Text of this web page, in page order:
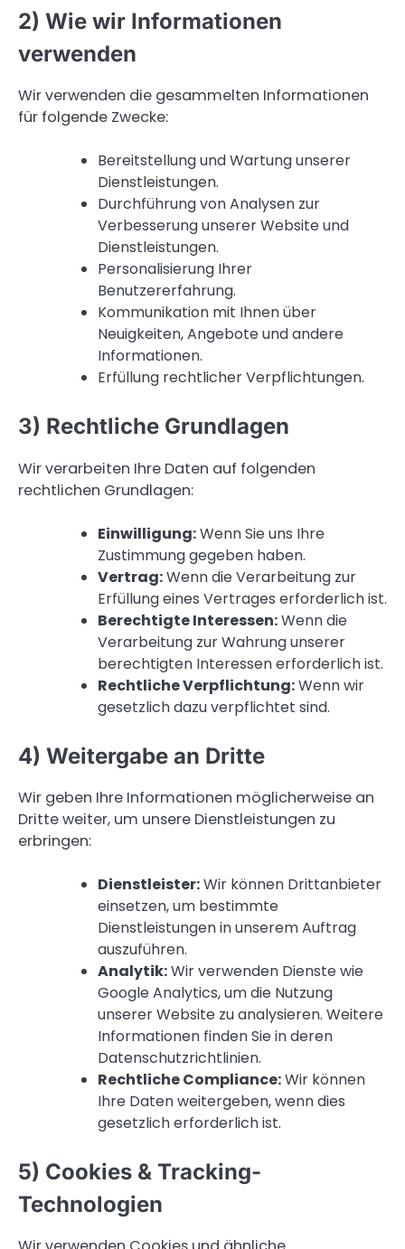
2) Wie wir Informationen
verwenden
Wir verwenden die gesammelten Informationen
für folgende Zwecke:
Bereitstellung und Wartung unserer
Dienstleistungen.
Durchführung von Analysen zur
Verbesserung unserer Website und
Dienstleistungen.
Personalisierung Ihrer
Benutzererfahrung.
Kommunikation mit Ihnen über
Neuigkeiten, Angebote und andere
Informationen.
Erfüllung rechtlicher Verpflichtungen.
3) Rechtliche Grundlagen
Wir verarbeiten Ihre Daten auf folgenden
rechtlichen Grundlagen:
Einwilligung:Wenn Sie uns Ihre
Zustimmung gegeben haben.
Vertrag:Wenn die Verarbeitung zur
Erfüllung eines Vertrages erforderlich ist.
Berechtigte Interessen:Wenn die
Verarbeitung zur Wahrung unserer
berechtigten Interessen erforderlich ist.
Rechtliche Verpflichtung:Wenn wir
gesetzlich dazu verpflichtet sind.
4) Weitergabe an Dritte
Wir geben Ihre Informationen möglicherweise an
Dritte weiter, um unsere Dienstleistungen zu
erbringen:
Dienstleister:Wir können Drittanbieter
einsetzen, um bestimmte
Dienstleistungen in unserem Auftrag
auszuführen.
Analytik:Wir verwenden Dienste wie
Google Analytics, um die Nutzung
unserer Website zu analysieren. Weitere
Informationen finden Sie in deren
Datenschutzrichtlinien.
Rechtliche Compliance:Wir können
Ihre Daten weitergeben, wenn dies
gesetzlich erforderlich ist.
5) Cookies & Tracking-
Technologien